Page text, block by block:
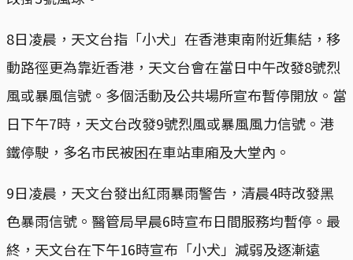
8日凌晨，天文台指「小犬」在香港東南附近集結，移
動路徑更為靠近香港，天文台會在當日中午改發8號烈
風或暴風信號。多個活動及公共場所宣布暫停開放。當
日下午7時，天文台改發9號烈風或暴風風力信號。港
鐵停駛，多名市民被困在車站車廂及大堂內。
9日凌晨，天文台發出紅雨暴雨警告，清晨4時改發黑
色暴雨信號。醫管局早晨6時宣布日間服務均暫停。最
終，天文台在下午16時宣布「小犬」減弱及逐漸遠